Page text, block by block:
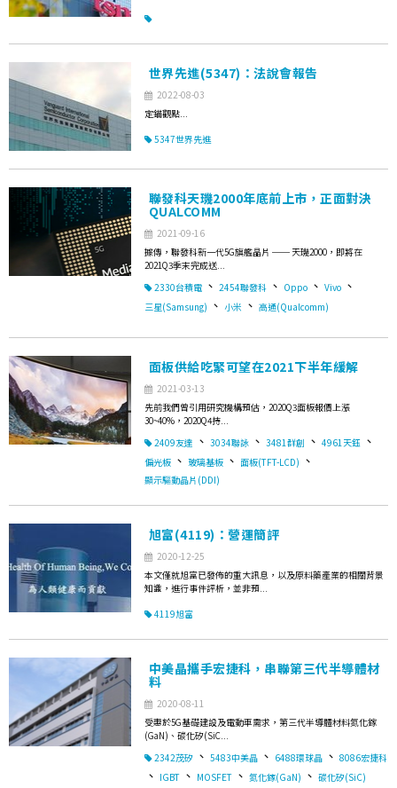
世界先進(5347)：法說會報告
2022-08-03
定錨觀點...
5347世界先進
聯發科天璣2000年底前上市，正面對決
QUALCOMM
2021-09-16
據傳，聯發科新一代5G旗艦晶片 ── 天璣2000，即將在
2021Q3季末完成送...
2330台積電 、 2454聯發科 、 Oppo 、 Vivo 、
三星(Samsung) 、 小米 、 高通(Qualcomm)
面板供給吃緊可望在2021下半年緩解
2021-03-13
先前我們曾引用研究機構預估，2020Q3面板報價上漲
30~40%，2020Q4持...
2409友達 、 3034聯詠 、 3481群創 、 4961天鈺 、
偏光板 、 玻璃基板 、 面板(TFT-LCD) 、
顯示驅動晶片(DDI)
旭富(4119)：營運簡評
2020-12-25
本文僅就旭富已發佈的重大訊息，以及原料藥產業的相關背景
知識，進行事件評析，並非預...
4119旭富
中美晶攜手宏捷科，串聯第三代半導體材
料
2020-08-11
受惠於5G基礎建設及電動車需求，第三代半導體材料氮化鎵
(GaN)、碳化矽(SiC...
2342茂矽 、 5483中美晶 、 6488環球晶 、 8086宏捷科
、 IGBT 、 MOSFET 、 氮化鎵(GaN) 、 碳化矽(SiC)